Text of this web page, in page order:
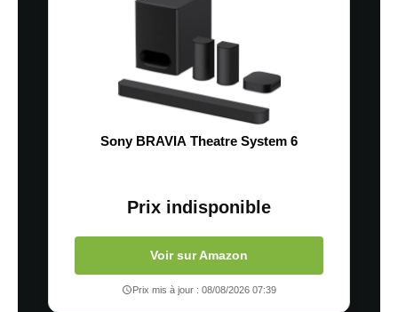
Sony BRAVIA Theatre System 6
Prix indisponible
Voir sur Amazon
Prix mis à jour : 08/08/2026 07:39